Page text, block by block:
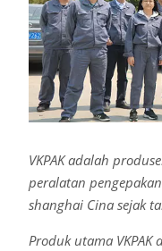
VKPAK adalah
peralatan
shanghai Cina sejak
Produk utama